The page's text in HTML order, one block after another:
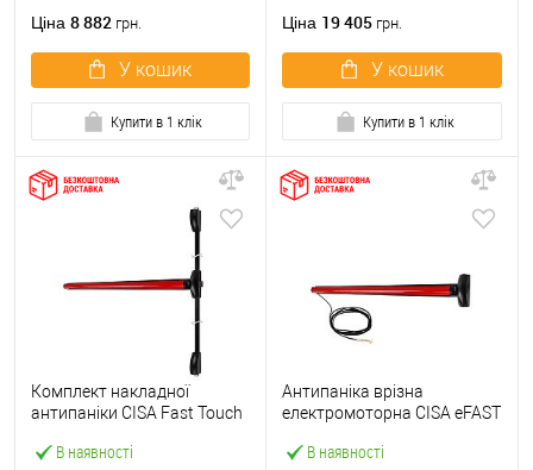
Ціна 8 882 грн.
У кошик
Купити в 1 клік
Ціна 19 405 грн.
У кошик
Купити в 1 клік
В наявності
Комплект накладної
антипаніки CISA Fast Touch
точковий вверх-вниз
В наявності
Антипаніка врізна
електромоторна CISA eFAST